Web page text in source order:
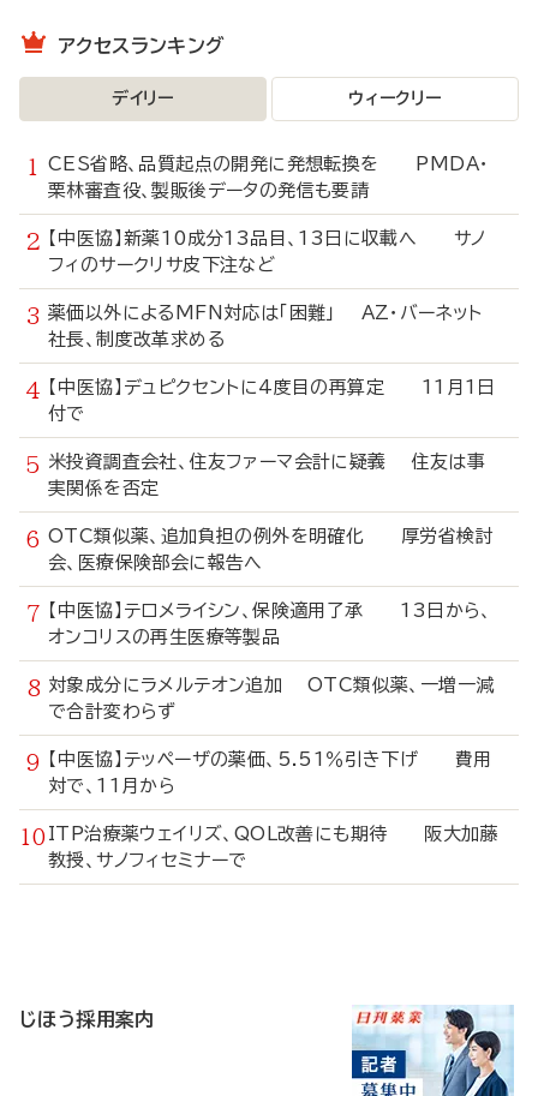
アクセスランキング
デイリー ウィークリー
CES省略、品質起点の開発に発想転換を PMDA・
栗林審査役、製販後データの発信も要請
【中医協】新薬10成分13品目、13日に収載へ サノ
フィのサークリサ皮下注など
薬価以外によるMFN対応は「困難」 AZ・バーネット
社長、制度改革求める
【中医協】デュピクセントに4度目の再算定 11月1日
付で
米投資調査会社、住友ファーマ会計に疑義 住友は事
実関係を否定
OTC類似薬、追加負担の例外を明確化 厚労省検討
会、医療保険部会に報告へ
【中医協】テロメライシン、保険適用了承 13日から、
オンコリスの再生医療等製品
対象成分にラメルテオン追加 OTC類似薬、一増一減
で合計変わらず
【中医協】テッペーザの薬価、5.51％引き下げ 費用
対で、11月から
ITP治療薬ウェイリズ、QOL改善にも期待 阪大加藤
教授、サノフィセミナーで
じほう採用案内